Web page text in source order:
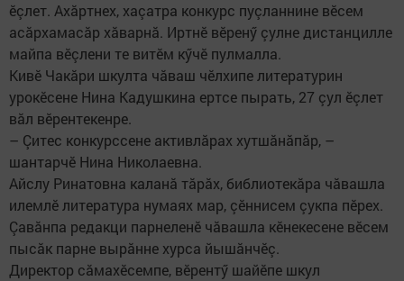
ӗçлет. Ахăртнех, хаçатра конкурс пуçланнине вӗсем
асăрхамасăр хăварнă. Иртнӗ вӗренӳ çулне дистанцилле
майпа вӗçлени те витӗм кӳчӗ пулмалла. ​
Кивӗ Чакăри шкулта чăваш чӗлхипе литературин
урокӗсене Нина Кадушкина ертсе пырать, 27 çул ӗçлет
вăл вӗрентекенре.
– Çитес конкурссене активлăрах хутшăнăпăр, –
шантарчӗ​ Нина Николаевна. ​
Айслу Ринатовна каланă тăрăх, библиотекăра чăвашла
илемлӗ литература нумаях мар, çӗннисем çукпа пӗрех.
Çавăнпа редакци парнеленӗ чăвашла кӗнекесене вӗсем
пысăк парне вырăнне хурса йышăнчӗç.
Директор сăмахӗсемпе, вӗрентӳ шайӗпе шкул